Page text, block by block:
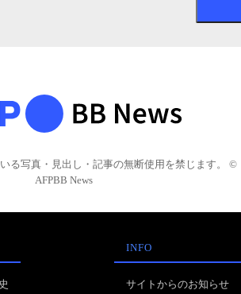
る写真・見出し・記事の無断使用を禁じます。 ©
AFPBB News
INFO
サイトからのお知らせ